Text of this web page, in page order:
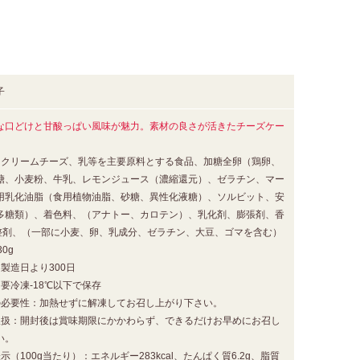
口どけと甘酸っぱい風味が魅力。素材の良さが活きたチーズケー
リームチーズ、乳等を主要原料とする食品、加糖全卵（鶏卵、
、小麦粉、牛乳、レモンジュース（濃縮還元）、ゼラチン、マー
乳化油脂（食用植物油脂、砂糖、異性化液糖）、ソルビット、安
糖類）、着色料、（アナトー、カロテン）、乳化剤、膨張剤、香
、（一部に小麦、卵、乳成分、ゼラチン、大豆、ゴマを含む）
造日より300日
冷凍-18℃以下で保存
要性：加熱せずに解凍してお召し上がり下さい。
：開封後は賞味期限にかかわらず、できるだけお早めにお召し
（100g当たり）：エネルギー283kcal、たんぱく質6.2g、脂質